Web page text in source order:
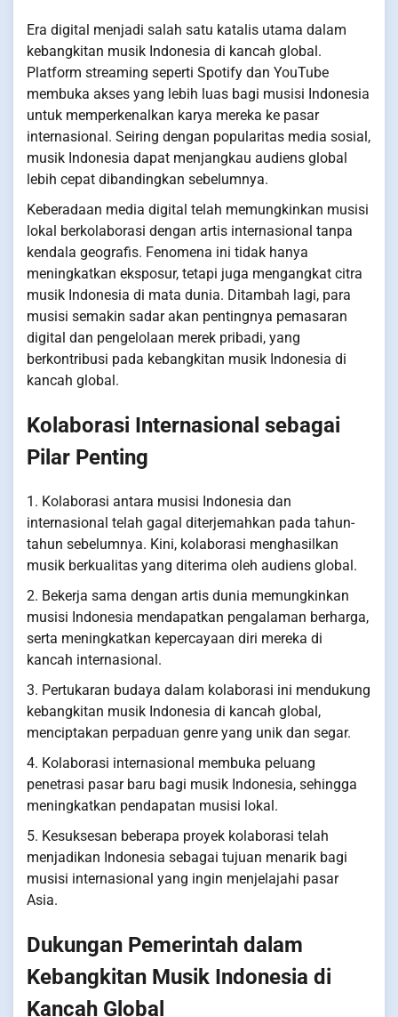
Era digital menjadi salah satu katalis utama dalam
kebangkitan musik Indonesia di kancah global.
Platform streaming seperti Spotify dan YouTube
membuka akses yang lebih luas bagi musisi Indonesia
untuk memperkenalkan karya mereka ke pasar
internasional. Seiring dengan popularitas media sosial,
musik Indonesia dapat menjangkau audiens global
lebih cepat dibandingkan sebelumnya.
Keberadaan media digital telah memungkinkan musisi
lokal berkolaborasi dengan artis internasional tanpa
kendala geografis. Fenomena ini tidak hanya
meningkatkan eksposur, tetapi juga mengangkat citra
musik Indonesia di mata dunia. Ditambah lagi, para
musisi semakin sadar akan pentingnya pemasaran
digital dan pengelolaan merek pribadi, yang
berkontribusi pada kebangkitan musik Indonesia di
kancah global.
Kolaborasi Internasional sebagai
Pilar Penting
1. Kolaborasi antara musisi Indonesia dan
internasional telah gagal diterjemahkan pada tahun-
tahun sebelumnya. Kini, kolaborasi menghasilkan
musik berkualitas yang diterima oleh audiens global.
2. Bekerja sama dengan artis dunia memungkinkan
musisi Indonesia mendapatkan pengalaman berharga,
serta meningkatkan kepercayaan diri mereka di
kancah internasional.
3. Pertukaran budaya dalam kolaborasi ini mendukung
kebangkitan musik Indonesia di kancah global,
menciptakan perpaduan genre yang unik dan segar.
4. Kolaborasi internasional membuka peluang
penetrasi pasar baru bagi musik Indonesia, sehingga
meningkatkan pendapatan musisi lokal.
5. Kesuksesan beberapa proyek kolaborasi telah
menjadikan Indonesia sebagai tujuan menarik bagi
musisi internasional yang ingin menjelajahi pasar
Asia.
Dukungan Pemerintah dalam
Kebangkitan Musik Indonesia di
Kancah Global